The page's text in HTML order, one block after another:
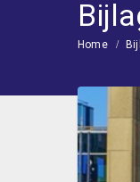
Home